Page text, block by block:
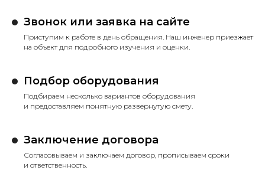
Звонок или заявка на сайте
Приступим к работе в день обращения. Наш инженер приезжает
на объект для подробного изучения и оценки.
Подбор оборудования
Подбираем несколько вариантов оборудования
и предоставляем понятную развернутую смету.
Заключение договора
Согласовываем и заключаем договор, прописываем сроки
и ответственность.